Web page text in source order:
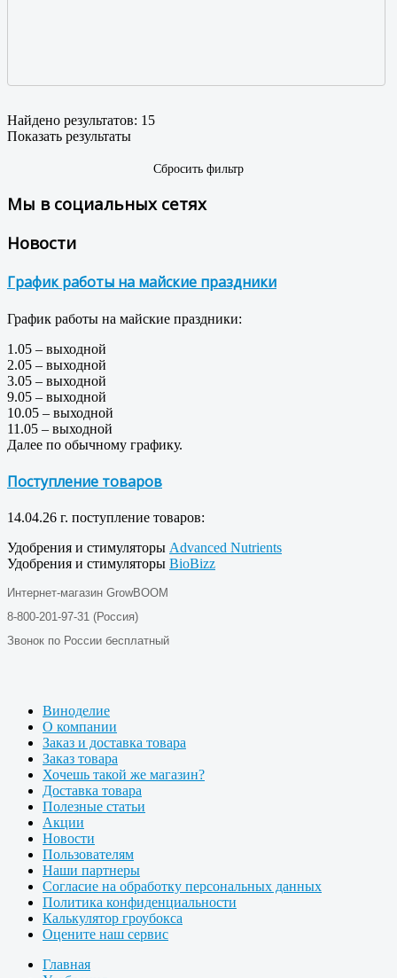
Найдено результатов: 15
Показать результаты
Сбросить фильтр
Мы в социальных сетях
Новости
График работы на майские праздники
График работы на майские праздники:
1.05 – выходной
2.05 – выходной
3.05 – выходной
9.05 – выходной
10.05 – выходной
11.05 – выходной
Далее по обычному графику.
Поступление товаров
14.04.26 г. поступление товаров:
Удобрения и стимуляторы Advanced Nutrients
Удобрения и стимуляторы BioBizz
Интернет-магазин GrowBOOM
8-800-201-97-31 (Россия)
Звонок по России бесплатный
Виноделие
О компании
Заказ и доставка товара
Заказ товара
Хочешь такой же магазин?
Доставка товара
Полезные статьи
Акции
Новости
Пользователям
Наши партнеры
Согласие на обработку персональных данных
Политика конфиденциальности
Калькулятор гроубокса
Оцените наш сервис
Главная